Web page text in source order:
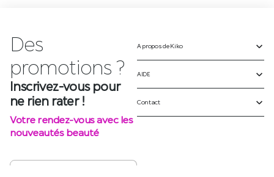
Des
promotions ?
Inscrivez-vous pour
ne rien rater !
Votre rendez-vous avec les
nouveautés beauté
A propos de Kiko
AIDE
Contact